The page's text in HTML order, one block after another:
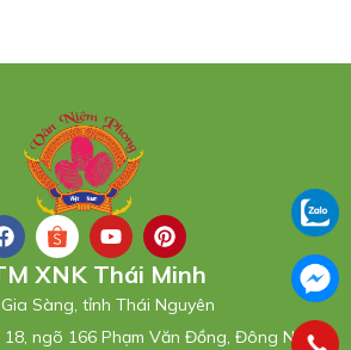
XNK Thái Minh
Sàng, tỉnh Thái Nguyên
ngõ 166 Phạm Văn Đồng, Đông Ngạc,